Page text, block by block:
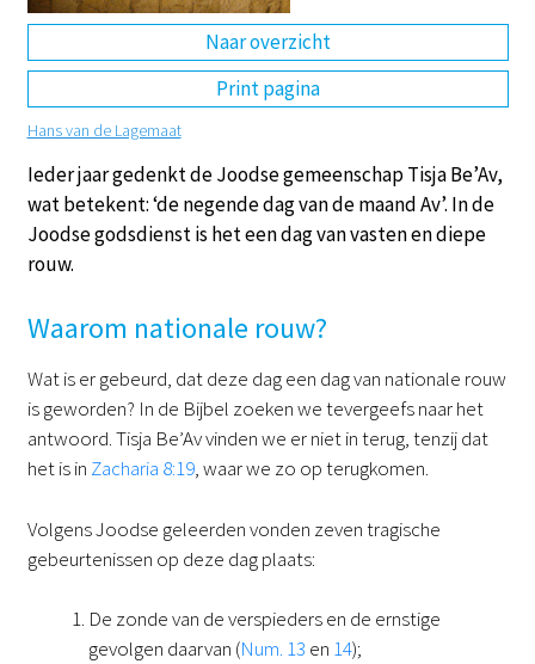
Naar overzicht
Print pagina
Hans van de Lagemaat
Ieder jaar gedenkt de Joodse gemeenschap Tisja Be’Av,
wat betekent: ‘de negende dag van de maand Av’. In de
Joodse godsdienst is het een dag van vasten en diepe
rouw.
Waarom nationale rouw?
Wat is er gebeurd, dat deze dag een dag van nationale rouw
is geworden? In de Bijbel zoeken we tevergeefs naar het
antwoord. Tisja Be’Av vinden we er niet in terug, tenzij dat
het is in Zacharia 8:19, waar we zo op terugkomen.
Volgens Joodse geleerden vonden zeven tragische
gebeurtenissen op deze dag plaats:
De zonde van de verspieders en de ernstige
gevolgen daarvan (Num. 13 en 14);
DE EN